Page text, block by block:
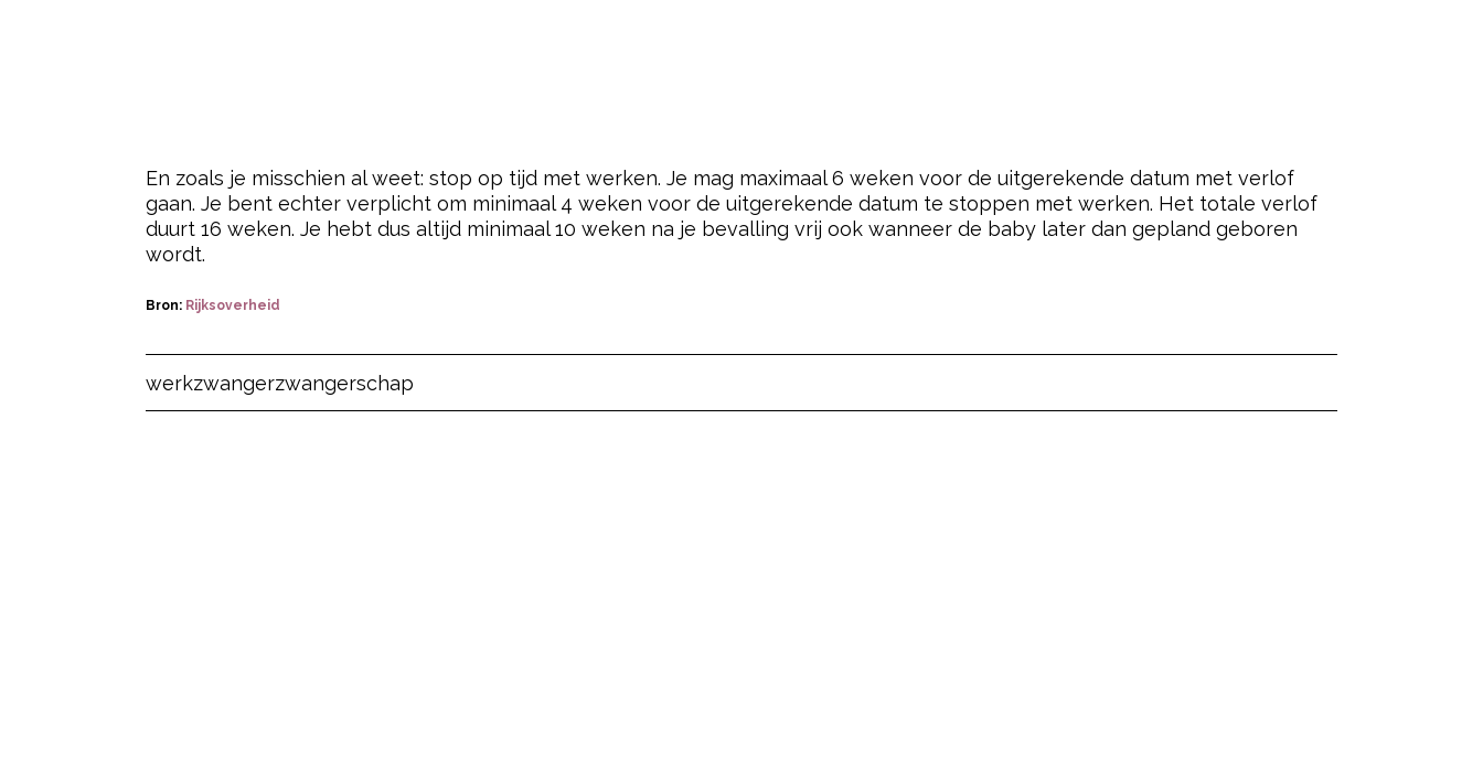
En zoals je misschien al weet: stop op tijd met werken. Je mag maximaal 6 weken voor de uitgerekende datum met verlof
gaan. Je bent echter verplicht om minimaal 4 weken voor de uitgerekende datum te stoppen met werken. Het totale verlof
duurt 16 weken. Je hebt dus altijd minimaal 10 weken na je bevalling vrij ook wanneer de baby later dan gepland geboren
wordt.
Bron: Rijksoverheid
Post Views: 32
werkzwangerzwangerschap